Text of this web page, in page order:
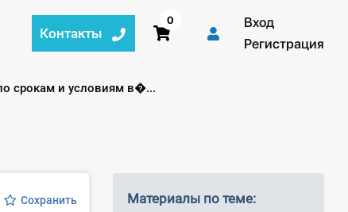
Контакты
0
Вход
Регистрация
срокам и условиям в�...
Сохранить Материалы по теме: